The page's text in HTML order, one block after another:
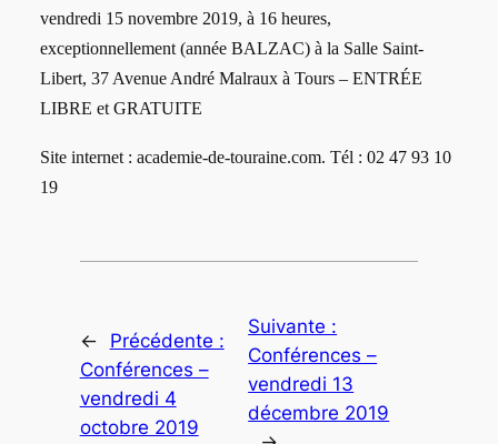
vendredi 15 novembre 2019, à 16 heures,
exceptionnellement (année BALZAC) à la Salle Saint-
Libert, 37 Avenue André Malraux à Tours – ENTRÉE
LIBRE et GRATUITE
Site internet : academie-de-touraine.com. Tél : 02 47 93 10
19
←
Précédente :
Conférences –
vendredi 4
octobre 2019
Suivante :
Conférences –
vendredi 13
décembre 2019